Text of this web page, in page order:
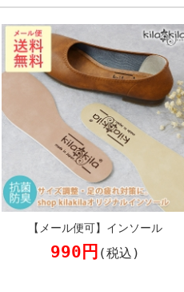
【メール便可】インソール
990円 (税込)